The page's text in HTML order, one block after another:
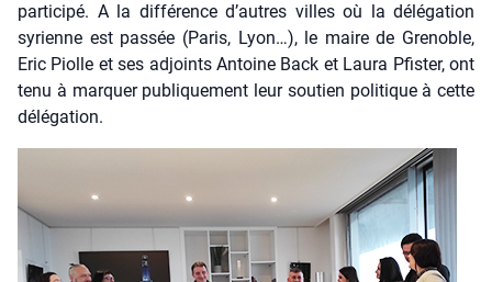
par­ti­ci­pé. A la dif­fé­rence d’autres villes où la délé­ga­tion
syrienne est pas­sée (Paris, Lyon…), le maire de Gre­noble,
Eric Piolle et ses adjoints Antoine Back et Lau­ra Pfis­ter, ont
tenu à mar­quer publi­que­ment leur sou­tien poli­tique à cette
délé­ga­tion.